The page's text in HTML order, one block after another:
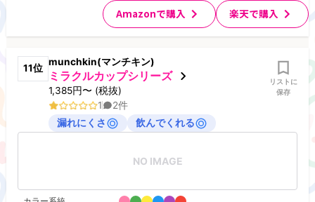
Amazonで購入 楽天で購入
11位
munchkin(マンチキン)
ミラクルカップシリーズ
1,385円〜 (税抜)
リストに
保存
1 2件
漏れにくさ
飲んでくれる
NO IMAGE